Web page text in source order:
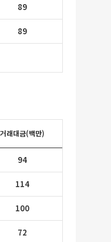
89
89
거래대금(백만)
94
114
100
72